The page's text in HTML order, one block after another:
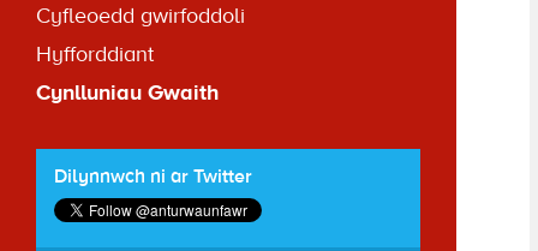
Cyfleoedd gwirfoddoli
Hyfforddiant
Cynlluniau Gwaith
Dilynnwch ni ar Twitter